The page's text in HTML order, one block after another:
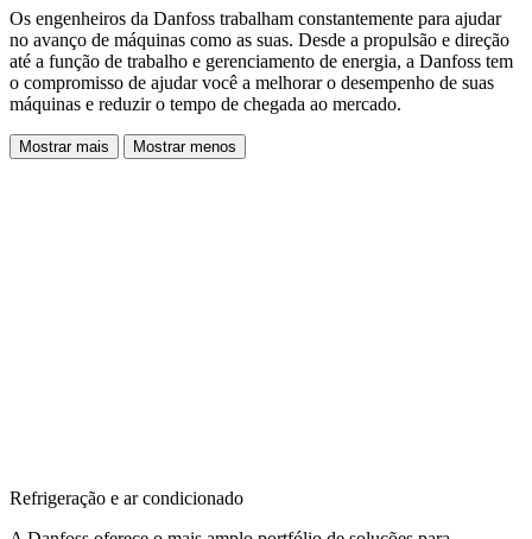
Os engenheiros da Danfoss trabalham constantemente para ajudar
no avanço de máquinas como as suas. Desde a propulsão e direção
até a função de trabalho e gerenciamento de energia, a Danfoss tem
o compromisso de ajudar você a melhorar o desempenho de suas
máquinas e reduzir o tempo de chegada ao mercado.
Mostrar mais Mostrar menos
Refrigeração e ar condicionado